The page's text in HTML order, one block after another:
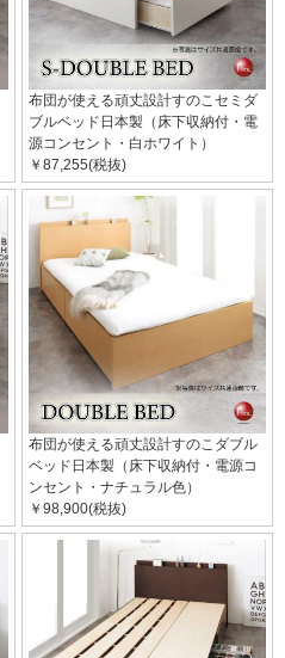
布団が使える頑丈設計すのこセミダ
ブルベッド日本製（床下収納付・電
源コンセント・白ホワイト）
￥87,255(税抜)
布団が使える頑丈設計すのこダブル
ベッド日本製（床下収納付・電源コ
ンセント・ナチュラル色）
￥98,900(税抜)